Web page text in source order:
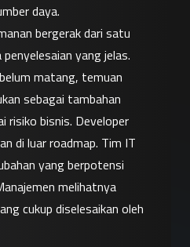
daya.
bergerak dari satu
yang jelas.
matang, temuan
sebagai tambahan
risiko bisnis. Developer
di luar roadmap. Tim IT
yang berpotensi
melihatnya
cukup diselesaikan oleh